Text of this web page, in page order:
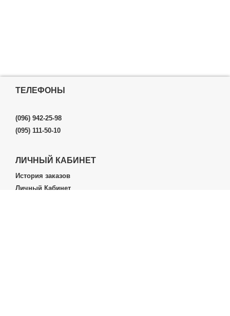
ТЕЛЕФОНЫ
(096) 942-25-98
(095) 111-50-10
ЛИЧНЫЙ КАБИНЕТ
История заказов
Личный Кабинет